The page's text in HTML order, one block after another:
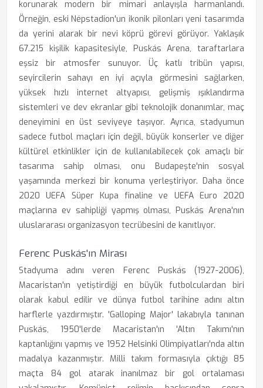
korunarak modern bir mimari anlayışla harmanlandı.
Örneğin, eski Népstadion'un ikonik pilonları yeni tasarımda
da yerini alarak bir nevi köprü görevi görüyor. Yaklaşık
67.215 kişilik kapasitesiyle, Puskás Arena, taraftarlara
eşsiz bir atmosfer sunuyor. Üç katlı tribün yapısı,
seyircilerin sahayı en iyi açıyla görmesini sağlarken,
yüksek hızlı internet altyapısı, gelişmiş ışıklandırma
sistemleri ve dev ekranlar gibi teknolojik donanımlar, maç
deneyimini en üst seviyeye taşıyor. Ayrıca, stadyumun
sadece futbol maçları için değil, büyük konserler ve diğer
kültürel etkinlikler için de kullanılabilecek çok amaçlı bir
tasarıma sahip olması, onu Budapeşte'nin sosyal
yaşamında merkezi bir konuma yerleştiriyor. Daha önce
2020 UEFA Süper Kupa finaline ve UEFA Euro 2020
maçlarına ev sahipliği yapmış olması, Puskás Arena'nın
uluslararası organizasyon tecrübesini de kanıtlıyor.
Ferenc Puskás'ın Mirası
Stadyuma adını veren Ferenc Puskás (1927-2006),
Macaristan'ın yetiştirdiği en büyük futbolculardan biri
olarak kabul edilir ve dünya futbol tarihine adını altın
harflerle yazdırmıştır. 'Galloping Major' lakabıyla tanınan
Puskás, 1950'lerde Macaristan'ın 'Altın Takımı'nın
kaptanlığını yapmış ve 1952 Helsinki Olimpiyatları'nda altın
madalya kazanmıştır. Milli takım formasıyla çıktığı 85
maçta 84 gol atarak inanılmaz bir gol ortalaması